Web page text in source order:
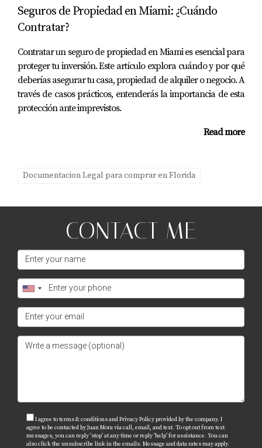
¿Es necesario contratar a un abogado para
cada compra inmobiliaria?
No es obligatorio, pero es altamente recomendable. Un
abogado puede ayudarte a evitar problemas futuros y
asegurarse de que todo esté en orden desde el principio.
Juan Mora es un experto en resolución de conflictos
legales relacionados con bienes raíces. Si tienes dudas o
complejo panorama inmobiliario en Miami.
Seguros de Propiedad en Miami: ¿Cuándo
Contratar?
Contratar un seguro de propiedad en Miami es esencial para
proteger tu inversión. Este artículo explora cuándo y por qué
deberías asegurar tu casa, propiedad de alquiler o negocio. A
través de casos prácticos, entenderás la importancia de esta
protección ante imprevistos.
Read more
Documentacion Legal para comprar en Florida
CONTACT ME
I agree to terms & conditions and Privacy Policy provided by the company. I
agree to be contacted by Juan Mora via call, email, and text. To opt out from text
messages, you can reply 'stop' at any time or reply 'help' for assistance. You can
also click the unsubscribe link in the emails. Message and data rates may apply.